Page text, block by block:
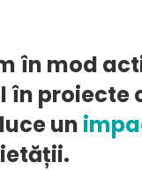
în mod
în proiecte
un